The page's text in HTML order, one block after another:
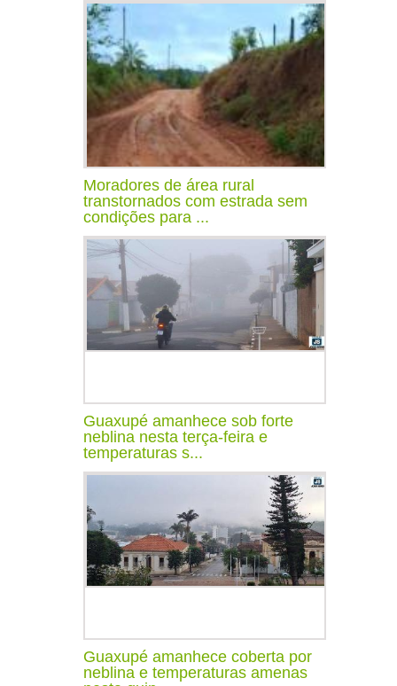
Moradores de área rural
transtornados com estrada sem
condições para ...
Guaxupé amanhece sob forte
neblina nesta terça-feira e
temperaturas s...
Guaxupé amanhece coberta por
neblina e temperaturas amenas